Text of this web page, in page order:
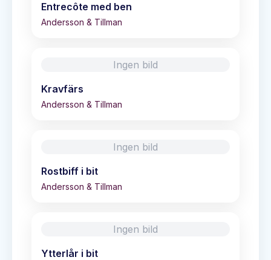
Entrecôte med ben
Andersson & Tillman
Ingen bild
Kravfärs
Andersson & Tillman
Ingen bild
Rostbiff i bit
Andersson & Tillman
Ingen bild
Ytterlår i bit